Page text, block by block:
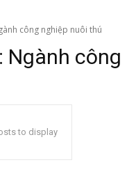
công nghiệp nuôi thú
Ngành
to display